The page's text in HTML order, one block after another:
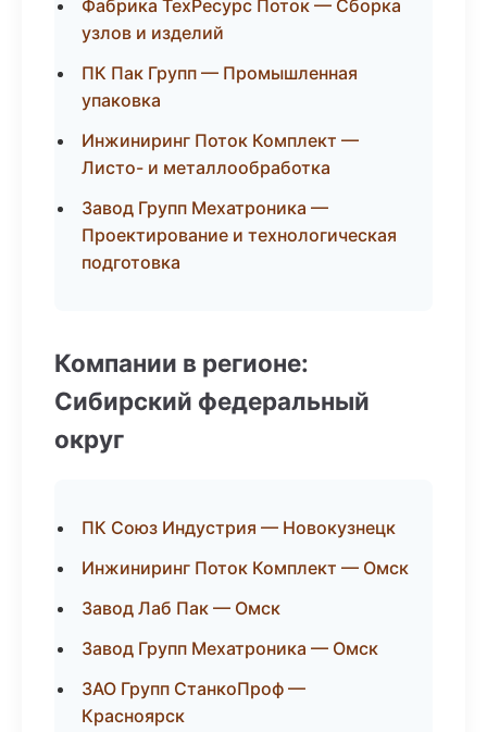
Фабрика ТехРесурс Поток — Сборка
узлов и изделий
ПК Пак Групп — Промышленная
упаковка
Инжиниринг Поток Комплект —
Листо- и металлообработка
Завод Групп Мехатроника —
Проектирование и технологическая
подготовка
Компании в регионе:
Сибирский федеральный
округ
ПК Союз Индустрия — Новокузнецк
Инжиниринг Поток Комплект — Омск
Завод Лаб Пак — Омск
Завод Групп Мехатроника — Омск
ЗАО Групп СтанкоПроф —
Красноярск